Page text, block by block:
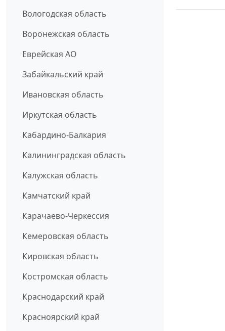
Вологодская область
Воронежская область
Еврейская АО
Забайкальский край
Ивановская область
Иркутская область
Кабардино-Балкария
Калининградская область
Калужская область
Камчатский край
Карачаево-Черкессия
Кемеровская область
Кировская область
Костромская область
Краснодарский край
Красноярский край